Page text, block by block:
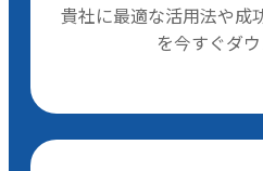
貴社に最適な活用法や成
を今すぐダ